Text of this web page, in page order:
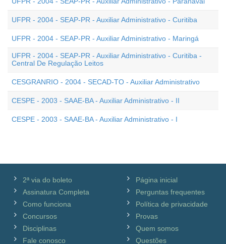
UFPR - 2004 - SEAP-PR - Auxiliar Administrativo - Curitiba
UFPR - 2004 - SEAP-PR - Auxiliar Administrativo - Maringá
UFPR - 2004 - SEAP-PR - Auxiliar Administrativo - Curitiba -
Central De Regulação Leitos
CESGRANRIO - 2004 - SECAD-TO - Auxiliar Administrativo
CESPE - 2003 - SAAE-BA - Auxiliar Administrativo - II
CESPE - 2003 - SAAE-BA - Auxiliar Administrativo - I
2ª via do boleto
Assinatura Completa
Como funciona
Concursos
Disciplinas
Fale conosco
Página inicial
Perguntas frequentes
Política de privacidade
Provas
Quem somos
Questões